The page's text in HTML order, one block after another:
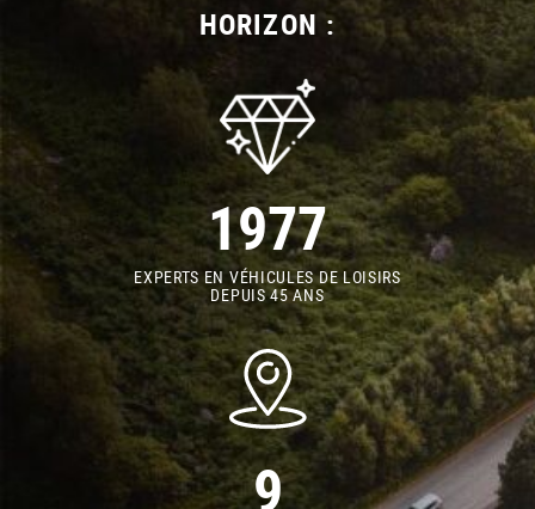
HORIZON :
1977
EXPERTS EN VÉHICULES DE LOISIRS
DEPUIS 45 ANS
9